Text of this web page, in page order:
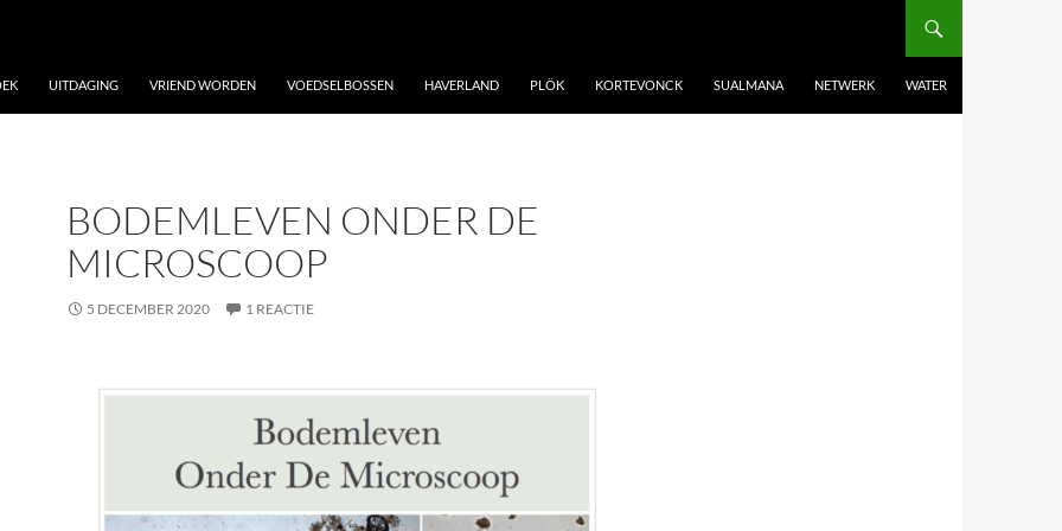
UITDAGING VRIEND WORDEN VOEDSELBOSSEN HAVERLAND PLÖK KORTEVONCK SUALMANA NETWERK WATER
BODEMLEVEN ONDER DE
MICROSCOOP
5 DECEMBER 2020 1 REACTIE